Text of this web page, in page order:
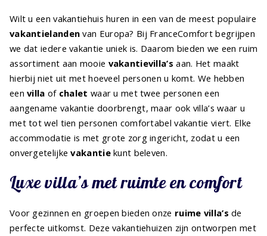
Wilt u een vakantiehuis huren in een van de meest populaire
vakantielanden van Europa? Bij FranceComfort begrijpen
we dat iedere vakantie uniek is. Daarom bieden we een ruim
assortiment aan mooie vakantievilla’s aan. Het maakt
hierbij niet uit met hoeveel personen u komt. We hebben
eenvilla of chalet waar u met twee personen een
aangename vakantie doorbrengt, maar ook villa’s waar u
met tot wel tien personen comfortabel vakantie viert. Elke
accommodatie is met grote zorg ingericht, zodat u een
onvergetelijkevakantiekunt beleven.
Luxe villa’s met ruimte en comfort
Voor gezinnen en groepen bieden onze ruime villa’s de
perfecte uitkomst. Deze vakantiehuizen zijn ontworpen met